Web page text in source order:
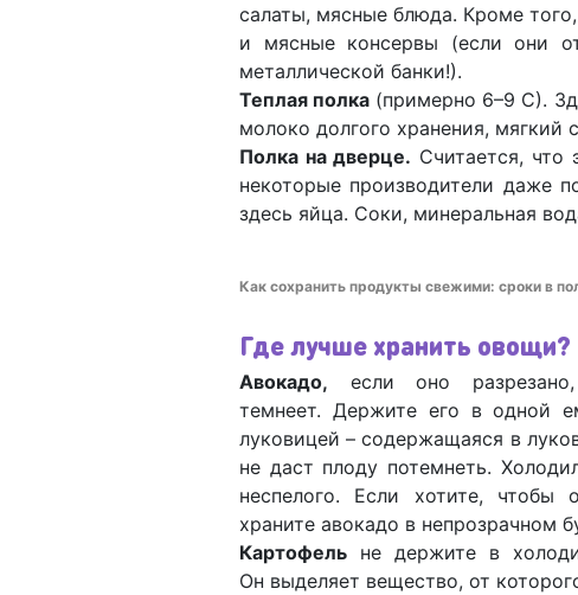
салаты, мясные блюда. Кроме
и мясные консервы (если они
металлической банки!).
Теплая полка (примерно 6–9 С).
молоко долгого хранения, мягкий
Полка на дверце. Считается, что
некоторые производители даже
здесь яйца. Соки, минеральная
Как сохранить продукты свежими: сроки в
Где лучше хранить овощи?
Авокадо, если оно
темнеет. Держите его в одной
луковицей – содержащаяся в
не даст плоду потемнеть.
неспелого. Если хотите,
храните авокадо в непрозрачном
Картофель не держите в
Он выделяет вещество, от